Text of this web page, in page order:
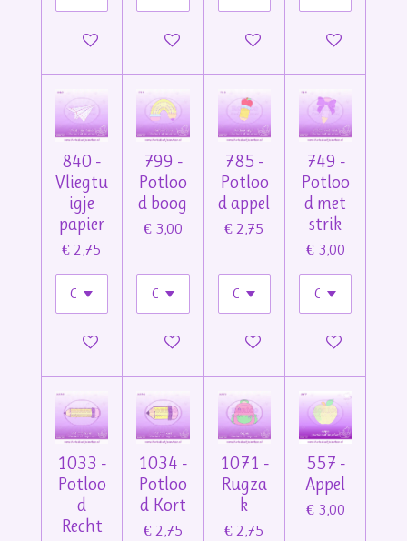
In winkelwagenIn winkelwagenIn winkelwagenIn winkelwagen
840 -
Vliegtu
igje
papier
€ 2,75
In winkelwagen
799 -
Potloo
d boog
€ 3,00
In winkelwagen
785 -
Potloo
d appel
€ 2,75
In winkelwagen
749 -
Potloo
d met
strik
€ 3,00
In winkelwagen
1033 -
Potloo
d
Recht
1034 -
Potloo
d Kort
€ 2,75
1071 -
Rugza
k
€ 2,75
557 -
Appel
€ 3,00